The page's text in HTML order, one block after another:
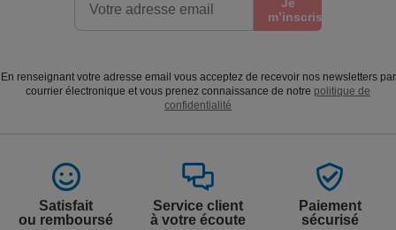
m’inscris
En renseignant votre adresse email vous acceptez de recevoir nos newsletters par
courrier électronique et vous prenez connaissance de notre politique de
confidentialité
Satisfait
ou remboursé
Service client
à votre écoute
Paiement
sécurisé